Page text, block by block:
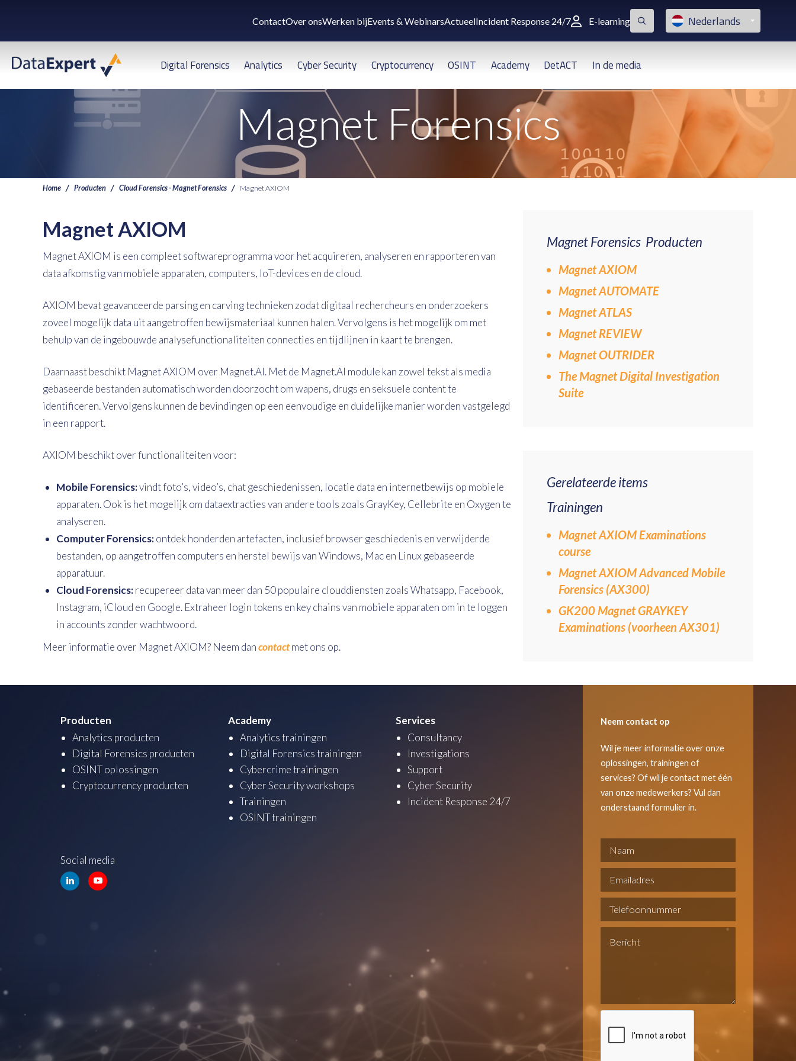
ContactOver onsWerken bijEvents & WebinarsActueelIncident Response 24/7 E-learning Nederlands
Digital Forensics Analytics Cyber Security Cryptocurrency OSINT Academy DetACT In de media
Magnet Forensics
Home Producten Cloud Forensics - Magnet Forensics Magnet AXIOM
Magnet AXIOM
Magnet AXIOM is een compleet softwareprogramma voor het acquireren, analyseren en rapporteren van
data afkomstig van mobiele apparaten, computers, IoT-devices en de cloud.
AXIOM bevat geavanceerde parsing en carving technieken zodat digitaal rechercheurs en onderzoekers
zoveel mogelijk data uit aangetroffen bewijsmateriaal kunnen halen. Vervolgens is het mogelijk om met
behulp van de ingebouwde analysefunctionaliteiten connecties en tijdlijnen in kaart te brengen.
Daarnaast beschikt Magnet AXIOM over Magnet.AI. Met de Magnet.AI module kan zowel tekst als media
gebaseerde bestanden automatisch worden doorzocht om wapens, drugs en seksuele content te
identificeren. Vervolgens kunnen de bevindingen op een eenvoudige en duidelijke manier worden vastgelegd
in een rapport.
AXIOM beschikt over functionaliteiten voor:
Mobile Forensics:vindt foto’s, video’s, chat geschiedenissen, locatie data en internetbewijs op mobiele
apparaten. Ook is het mogelijk om dataextracties van andere tools zoals GrayKey, Cellebrite en Oxygen te
analyseren.
Computer Forensics:ontdek honderden artefacten, inclusief browser geschiedenis en verwijderde
bestanden, op aangetroffen computers en herstel bewijs van Windows, Mac en Linux gebaseerde
apparatuur.
Cloud Forensics:recupereer data van meer dan 50 populaire clouddiensten zoals Whatsapp, Facebook,
Instagram, iCloud en Google. Extraheer login tokens en key chains van mobiele apparaten om in te loggen
in accounts zonder wachtwoord.
Meer informatie over Magnet AXIOM? Neem dancontactmet ons op.
Magnet Forensics Producten
Magnet AXIOM
Magnet AUTOMATE
Magnet ATLAS
Magnet REVIEW
Magnet OUTRIDER
The Magnet Digital Investigation
Suite
Gerelateerde items
Trainingen
Magnet AXIOM Examinations
course
Magnet AXIOM Advanced Mobile
Forensics (AX300)
GK200 Magnet GRAYKEY
Examinations (voorheen AX301)
Producten
Analytics producten
Digital Forensics producten
OSINT oplossingen
Cryptocurrency producten
Academy
Analytics trainingen
Digital Forensics trainingen
Cybercrime trainingen
Cyber Security workshops
Trainingen
OSINT trainingen
Services
Consultancy
Investigations
Support
Cyber Security
Incident Response 24/7
Social media
Neem contact op
Wil je meer informatie over onze
oplossingen, trainingen of
services? Of wil je contact met één
van onze medewerkers? Vul dan
onderstaand formulier in.